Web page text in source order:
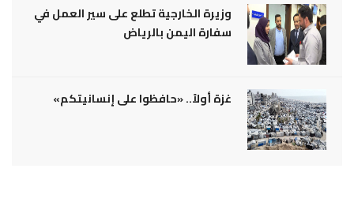
وزيرة الخارجية تطلع على سير العمل في
سفارة اليمن بالرياض
غزة أولاً.. «حافظوا على إنسانيتكم»